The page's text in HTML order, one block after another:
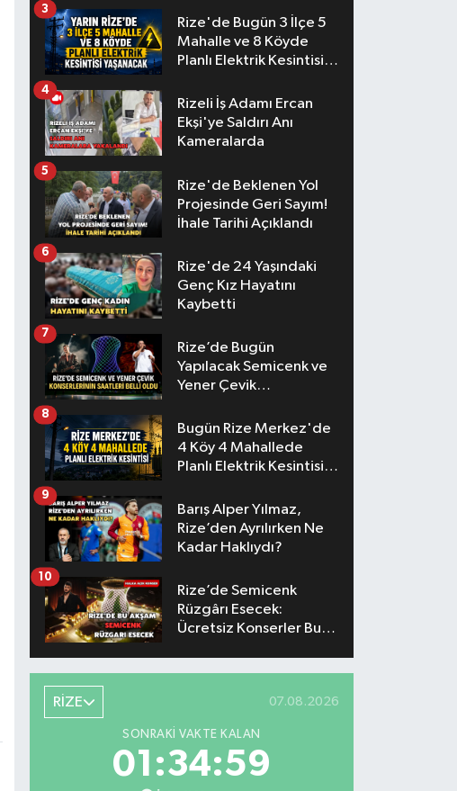
Rize'de Bugün 3 İlçe 5
Mahalle ve 8 Köyde
Planlı Elektrik Kesintisi
3
Rizeli İş Adamı Ercan
Ekşi'ye Saldırı Anı
Kameralarda
4
Rize'de Beklenen Yol
Projesinde Geri Sayım!
İhale Tarihi Açıklandı
5
Rize'de 24 Yaşındaki
Genç Kız Hayatını
Kaybetti
6
Rize’de Bugün
Yapılacak Semicenk ve
Yener Çevik
Belli Oldu
7
Bugün Rize Merkez'de
4 Köy 4 Mahallede
Planlı Elektrik Kesintisi
8
Barış Alper Yılmaz,
Rize’den Ayrılırken Ne
Kadar Haklıydı?
9
Rize’de Semicenk
Rüzgârı Esecek:
Ücretsiz Konserler Bu
10
RİZE 07.08.2026
SONRAKI VAKTE KALAN
01:34:58